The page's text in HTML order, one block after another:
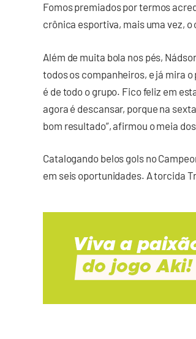
Fomos premiados por termos
crônica esportiva, mais uma vez, o
Além de muita bola nos pés,
todos os companheiros, e já mira
é de todo o grupo. Fico feliz em
agora é descansar, porque na
bom resultado”, afirmou o meia
Catalogando belos gols no
em seis oportunidades. A torcida